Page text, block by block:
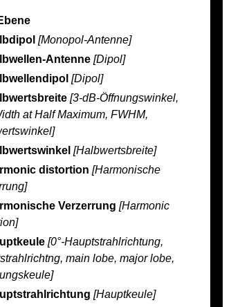
[Monopol-Antenne]
Antenne[Dipol]
[Dipol]
[3-dB-Öffnungswinkel,
at Half Maximum, FWHM,
[Halbwertsbreite]
distortion [Harmonische
Verzerrung [Harmonic
[0°-Hauptstrahlrichtung,
main lobe, major lobe,
[Hauptkeule]